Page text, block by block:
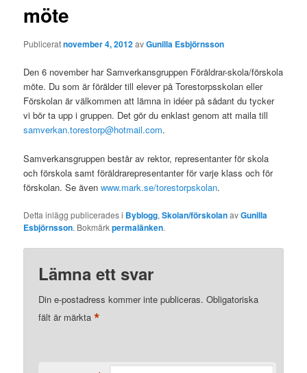
möte
Publiceratnovember 4, 2012avGunilla Esbjörnsson
Den 6 november har Samverkansgruppen Föräldrar-skola/förskola
möte. Du som är förälder till elever på Torestorpsskolan eller
Förskolan är välkommen att lämna in idéer på sådant du tycker
vi bör ta upp i gruppen. Det gör du enklast genom att maila till
samverkan.torestorp@hotmail.com.
Samverkansgruppen består av rektor, representanter för skola
och förskola samt föräldrarepresentanter för varje klass och för
förskolan. Se ävenwww.mark.se/torestorpskolan.
Detta inlägg publicerades i Byblogg,Skolan/förskolanavGunilla
Esbjörnsson. Bokmärkpermalänken.
Lämna ett svar
Din e-postadress kommer inte publiceras. Obligatoriska
fält är märkta*